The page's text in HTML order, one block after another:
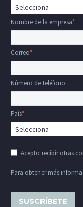
Nombre de la empresa*
Correo*
Número de teléfono
País*
Acepto recibir otras
Para obtener más